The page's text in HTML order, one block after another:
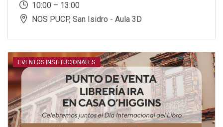
10:00 – 13:00
NOS PUCP, San Isidro - Aula 3D
EVENTOS INSTITUCIONALES